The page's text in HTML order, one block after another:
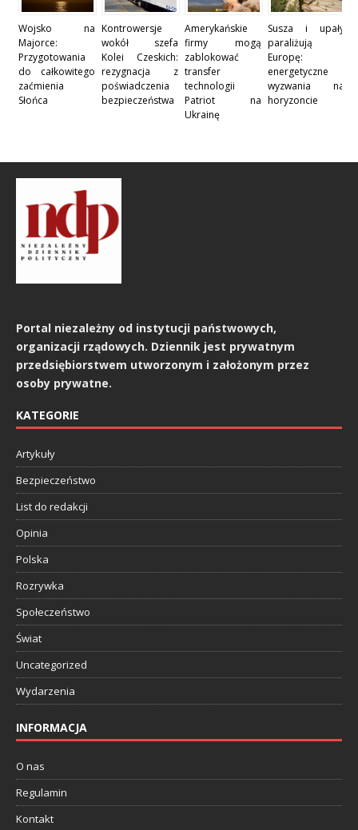
Wojsko na
Majorce:
Przygotowania
do całkowitego
zaćmienia
Słońca
Kontrowersje
wokół szefa
Kolei Czeskich:
rezygnacja z
poświadczenia
bezpieczeństwa
Amerykańskie
firmy mogą
zablokować
transfer
technologii
Patriot na
Ukrainę
Susza i upały
paraliżują
Europę:
energetyczne
wyzwania na
horyzoncie
Portal niezależny od instytucji państwowych,
organizacji rządowych. Dziennik jest prywatnym
przedsiębiorstwem utworzonym i założonym przez
osoby prywatne.
KATEGORIE
Artykuły
Bezpieczeństwo
List do redakcji
Opinia
Polska
Rozrywka
Społeczeństwo
Świat
Uncategorized
Wydarzenia
INFORMACJA
O nas
Regulamin
Kontakt